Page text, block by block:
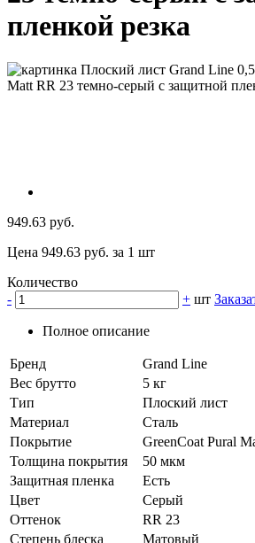
пленкой резка
949.63 руб.
Цена 949.63 руб. за 1 шт
Количество
-
+ шт
Полное описание
Бренд
Grand Line
Вес брутто
5 кг
Тип
Плоский лист
Материал
Сталь
Покрытие
GreenCoat Pural
Толщина покрытия
50 мкм
Защитная пленка
Есть
Цвет
Серый
Оттенок
RR 23
Степень блеска
Матовый